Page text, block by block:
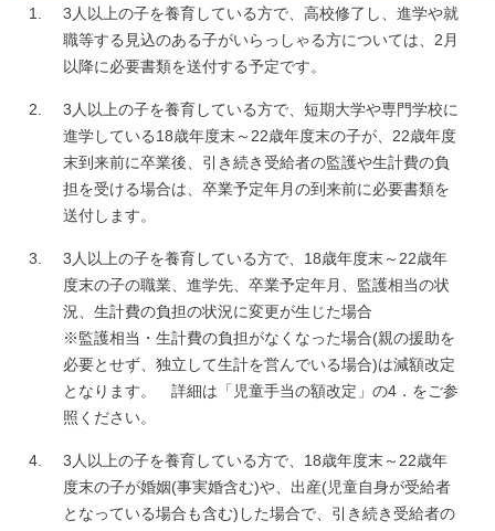
3人以上の子を養育している方で、高校修了し、進学や就
職等する見込のある子がいらっしゃる方については、2月
以降に必要書類を送付する予定です。
3人以上の子を養育している方で、短期大学や専門学校に
進学している18歳年度末～22歳年度末の子が、22歳年度
末到来前に卒業後、引き続き受給者の監護や生計費の負
担を受ける場合は、卒業予定年月の到来前に必要書類を
送付します。
3人以上の子を養育している方で、18歳年度末～22歳年
度末の子の職業、進学先、卒業予定年月、監護相当の状
況、生計費の負担の状況に変更が生じた場合
※監護相当・生計費の負担がなくなった場合(親の援助を
必要とせず、独立して生計を営んでいる場合)は減額改定
となります。 詳細は「児童手当の額改定」の4．をご参
照ください。
3人以上の子を養育している方で、18歳年度末～22歳年
度末の子が婚姻(事実婚含む)や、出産(児童自身が受給者
となっている場合も含む)した場合で、引き続き受給者の